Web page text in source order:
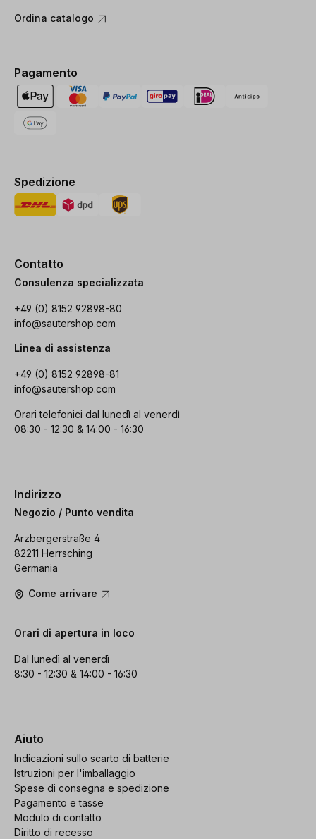
Ordina catalogo
Pagamento
Spedizione
Contatto
Consulenza specializzata
+49 (0) 8152 92898-80
info@sautershop.com
Linea di assistenza
+49 (0) 8152 92898-81
info@sautershop.com
Orari telefonici dal lunedì al venerdì
08:30 - 12:30 & 14:00 - 16:30
Indirizzo
Negozio / Punto vendita
Arzbergerstraße 4
82211 Herrsching
Germania
Come arrivare
Orari di apertura in loco
Dal lunedì al venerdì
8:30 - 12:30 & 14:00 - 16:30
Aiuto
Indicazioni sullo scarto di batterie
Istruzioni per l'imballaggio
Spese di consegna e spedizione
Pagamento e tasse
Modulo di contatto
Diritto di recesso